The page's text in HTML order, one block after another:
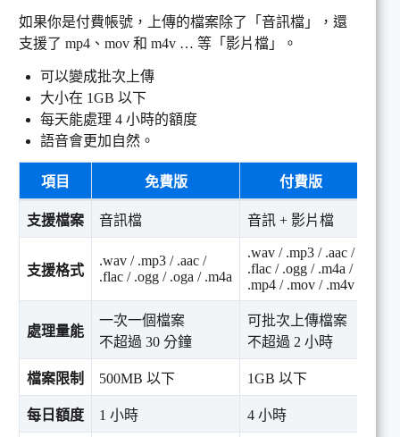
如果你是付費帳號，上傳的檔案除了「音訊檔」，還
支援了 mp4、mov 和 m4v … 等「影片檔」。
可以變成批次上傳
大小在 1GB 以下
每天能處理 4 小時的額度
語音會更加自然。
項目 免費版 付費版
支援檔案 音訊檔 音訊 + 影片檔
支援格式
.wav / .mp3 / .aac /
.flac / .ogg / .oga / .m4a
.wav / .mp3 / .aac /
.flac / .ogg / .m4a /
.mp4 / .mov / .m4v
處理量能
一次一個檔案
不超過 30 分鐘
可批次上傳檔案
不超過 2 小時
檔案限制 500MB 以下 1GB 以下
每日額度 1 小時 4 小時